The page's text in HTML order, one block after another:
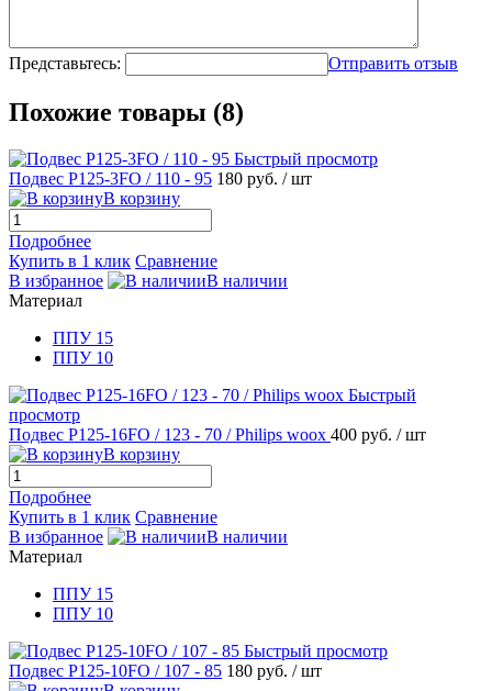
Представьтесь: Отправить отзыв
Похожие товары (8)
Быстрый просмотр
Подвес Р125-3FO / 110 - 95 180 руб. / шт
В корзину
Подробнее
Купить в 1 клик Сравнение
В избранное
В наличии
Материал
ППУ 15
ППУ 10
Быстрый
просмотр
Подвес Р125-16FO / 123 - 70 / Рhilips woox 400 руб. / шт
В корзину
Подробнее
Купить в 1 клик Сравнение
В избранное
В наличии
Материал
ППУ 15
ППУ 10
Быстрый просмотр
Подвес Р125-10FO / 107 - 85 180 руб. / шт